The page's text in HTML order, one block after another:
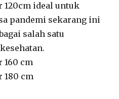
120cm ideal untuk
pandemi sekarang ini
salah satu
160 cm
180 cm